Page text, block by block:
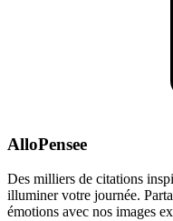
AlloPensee
Des milliers de citations
illuminer votre journée.
émotions avec nos images